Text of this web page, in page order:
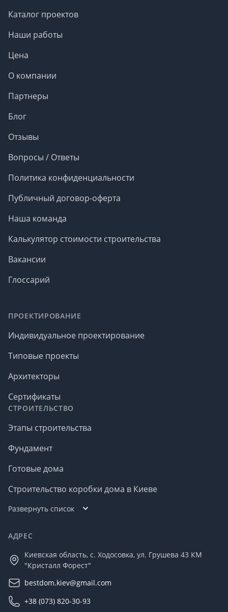
Каталог проектов
Наши работы
Цена
О компании
Партнеры
Блог
Отзывы
Вопросы / Ответы
Политика конфиденциальности
Публичный договор-оферта
Наша команда
Калькулятор стоимости строительства
Вакансии
Глоссарий
ПРОЕКТИРОВАНИЕ
Индивидуальное проектирование
Типовые проекты
Архитекторы
Сертификаты
СТРОИТЕЛЬСТВО
Этапы строительства
Фундамент
Готовые дома
Строительство коробки дома в Киеве
Развернуть список
АДРЕС
Киевская область, с. Ходосовка, ул. Грушева 43 КМ
"Кристалл Форест"
bestdom.kiev@gmail.com
+38 (073) 820-30-93